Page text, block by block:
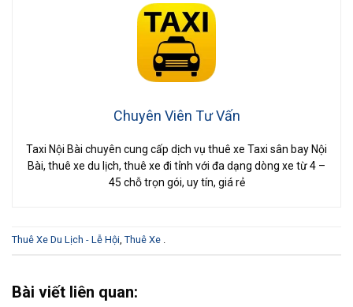
Chuyên Viên Tư Vấn
Taxi Nội Bài chuyên cung cấp dịch vụ thuê xe Taxi sân bay Nội
Bài, thuê xe du lịch, thuê xe đi tỉnh với đa dạng dòng xe từ 4 –
45 chỗ trọn gói, uy tín, giá rẻ
Thuê Xe Du Lịch - Lễ Hội, Thuê Xe .
Bài viết liên quan: